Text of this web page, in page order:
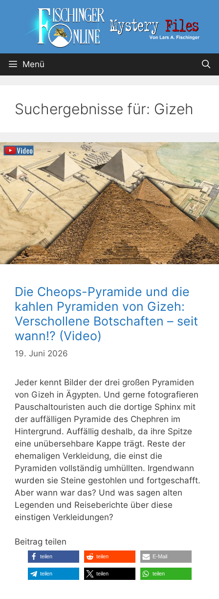
Menü
Suchergebnisse für: Gizeh
Die Cheops-Pyramide und die
kahlen Pyramiden von Gizeh:
Verschollene Botschaften – seit
wann!? (Video)
19. Juni 2026
Jeder kennt Bilder der drei großen Pyramiden
von Gizeh in Ägypten. Und gerne fotografieren
Pauschaltouristen auch die dortige Sphinx mit
der auffälligen Pyramide des Chephren im
Hintergrund. Auffällig deshalb, da ihre Spitze
eine unübersehbare Kappe trägt. Reste der
ehemaligen Verkleidung, die einst die
Pyramiden vollständig umhüllten. Irgendwann
wurden sie Steine gestohlen und fortgeschafft.
Aber wann war das? Und was sagen alten
Legenden und Reiseberichte über diese
einstigen Verkleidungen?
Beitrag teilen
teilen teilen E-Mail
teilen teilen teilen